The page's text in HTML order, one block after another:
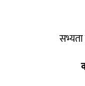
सभ्यता